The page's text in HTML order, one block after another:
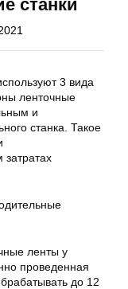
станки
3 вида
ленточные
и
станка. Такое
ленты у
проведенная
до 12